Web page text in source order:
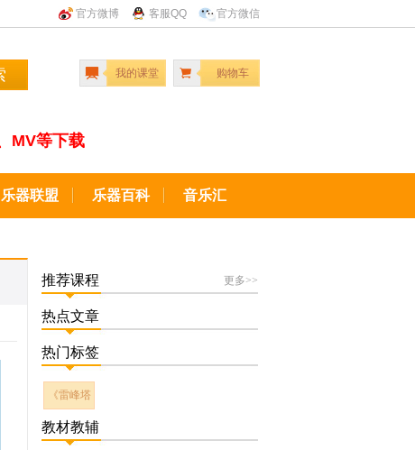
官方微博 客服QQ 官方微信
我的课堂 购物车
MV等下载
乐器联盟 乐器百科 音乐汇
更多>>
推荐课程
热点文章
热门标签
《雷峰塔
教材教辅